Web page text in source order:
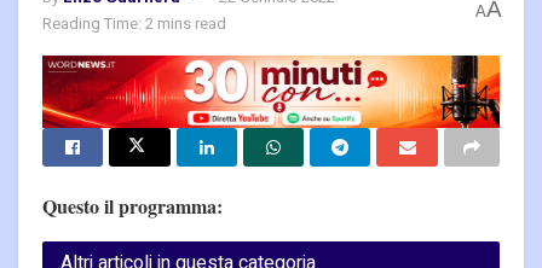
Reading Time: 2 mins read
AA
Questo il programma: